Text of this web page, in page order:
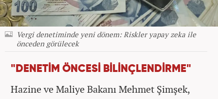
Vergi denetiminde yeni dönem: Riskler yapay zeka ile
önceden görülecek
"DENETİM ÖNCESİ BİLİNÇLENDİRME"
Hazine ve Maliye Bakanı Mehmet Şimşek,